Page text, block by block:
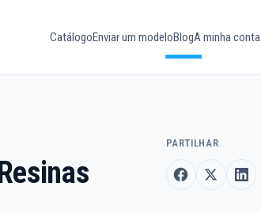
CatálogoEnviar um modeloBlogA minha conta
PARTILHAR